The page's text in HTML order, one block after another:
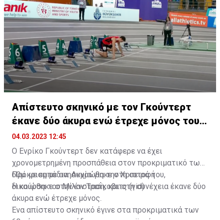
νικήτριες και έδωσαν συγχαρητήρια σε όσους και
όσες συμμετείχαν στα Παγκύπρια Πρωταθλήματα
Εφήβων/Νεανίδων.
Απίστευτο σκηνικό με τον Γκούντερτ
έκανε δύο άκυρα ενώ έτρεχε μόνος του
(vid)
04.03.2023 12:45
Ο Ενρίκο Γκούντερτ δεν κατάφερε να έχει
χρονομετρημένη προσπάθεια στον προκριματικό των
60μ. με εμπόδια. Ακυρώθηκε στη σειρά του,
δικαιώθηκε στην ένσταση, και στη συνέχεια έκανε δύο
άκυρα ενώ έτρεχε μόνος.
Πρόκριση με ανησυχία για την Χριστοφή
Η κούρσα του Μίλαν Τραΐκοβιτς (vid)
Ένα απίστευτο σκηνικό έγινε στα προκριματικά των